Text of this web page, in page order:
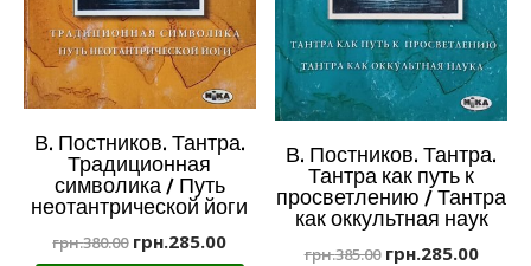
В. Постников. Тантра.
Традиционная
символика / Путь
неотантрической йоги
грн.380.00 грн.285.00
В. Постников. Тантра.
Тантра как путь к
просветлению / Тантра
как оккультная наук
грн.385.00 грн.285.00